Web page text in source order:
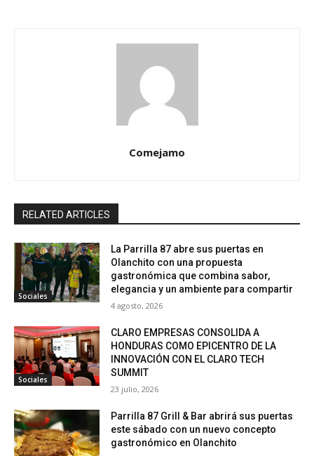
Comejamo
RELATED ARTICLES
Sociales
La Parrilla 87 abre sus puertas en
Olanchito con una propuesta
gastronómica que combina sabor,
elegancia y un ambiente para compartir
4 agosto, 2026
Sociales
CLARO EMPRESAS CONSOLIDA A
HONDURAS COMO EPICENTRO DE LA
INNOVACIÓN CON EL CLARO TECH
SUMMIT
23 julio, 2026
Parrilla 87 Grill & Bar abrirá sus puertas
este sábado con un nuevo concepto
gastronómico en Olanchito